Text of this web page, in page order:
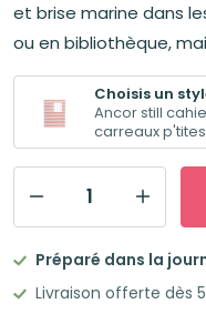
et brise marine dans
ou en bibliothèque,
Choisis un
Ancor still
carreaux
ANCOR
STILL
Préparé dans la
Livraison offerte dès